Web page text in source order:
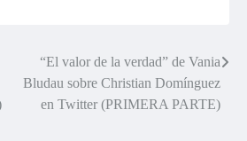
“El valor de la verdad” de Vania
Bludau sobre Christian Domínguez
en Twitter (PRIMERA PARTE)